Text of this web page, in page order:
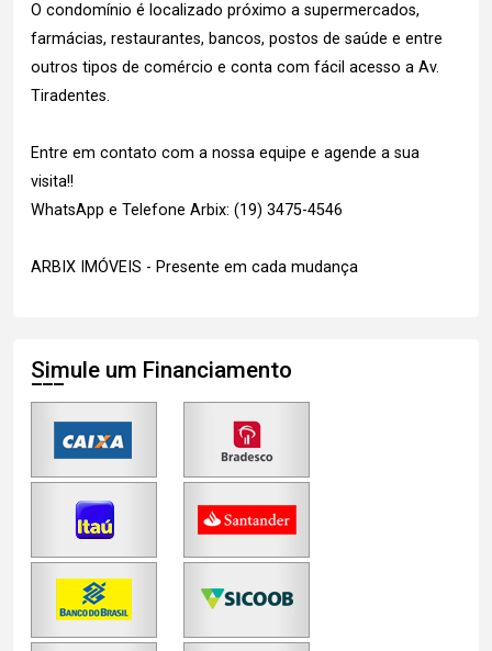
O condomínio é localizado próximo a supermercados,
farmácias, restaurantes, bancos, postos de saúde e entre
outros tipos de comércio e conta com fácil acesso a Av.
Tiradentes.
Entre em contato com a nossa equipe e agende a sua
visita!!
WhatsApp e Telefone Arbix: (19) 3475-4546
ARBIX IMÓVEIS - Presente em cada mudança
Simule um Financiamento